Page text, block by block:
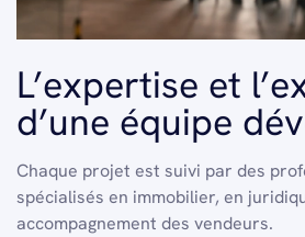
L’expertise et
d’une équipe
Chaque projet est suivi par des
spécialisés en immobilier, en
accompagnement des vendeurs.